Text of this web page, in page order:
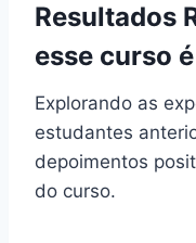
Resultados
esse curso
Explorando as
estudantes
depoimentos
do curso.